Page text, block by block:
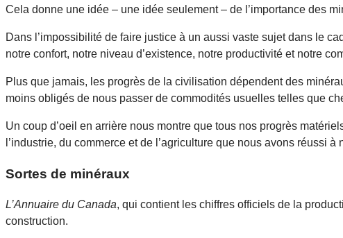
Cela donne une idée – une idée seulement – de l’importance des
Dans l’impossibilité de faire justice à un aussi vaste sujet dans le
notre confort, notre niveau d’existence, notre productivité et notre
Plus que jamais, les progrès de la civilisation dépendent des
moins obligés de nous passer de commodités usuelles telles que
Un coup d’oeil en arrière nous montre que tous nos progrès
l’industrie, du commerce et de l’agriculture que nous avons réussi
Sortes de minéraux
L’Annuaire du Canada, qui contient les chiffres officiels de la
construction.